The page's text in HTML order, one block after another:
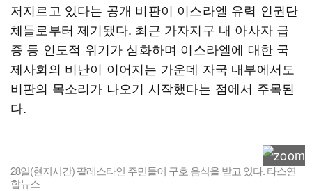
저지르고 있다는 공개 비판이 이스라엘 유력 인권단
체들로부터 제기됐다. 최근 가자지구 내 아사자 급
증 등 인도적 위기가 심화하며 이스라엘에 대한 국
제사회의 비난이 이어지는 가운데 자국 내부에서도
비판의 목소리가 나오기 시작했다는 점에서 주목된
다.
28일(현지시간) 팔레스타인 주민들이 구호 음식을 받고 있다. 타스연
합뉴스